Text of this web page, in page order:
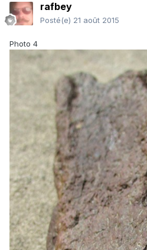
rafbey
Posté(e) 21 août 2015
Photo 4